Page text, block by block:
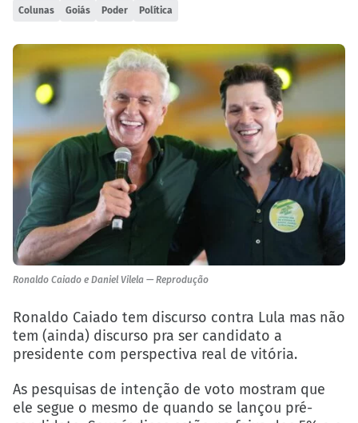
Colunas
Goiás Poder Política
Ronaldo Caiado e Daniel Vilela — Reprodução
Ronaldo Caiado tem discurso contra Lula mas não
tem (ainda) discurso pra ser candidato a
presidente com perspectiva real de vitória.
As pesquisas de intenção de voto mostram que
ele segue o mesmo de quando se lançou pré-